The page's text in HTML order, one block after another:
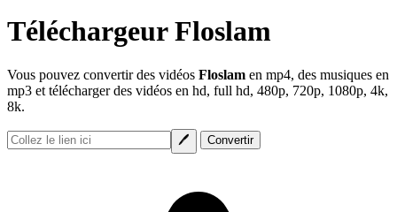
Téléchargeur Floslam
Vous pouvez convertir des vidéos Floslam en mp4, des musiques en
mp3 et télécharger des vidéos en hd, full hd, 480p, 720p, 1080p, 4k,
8k.